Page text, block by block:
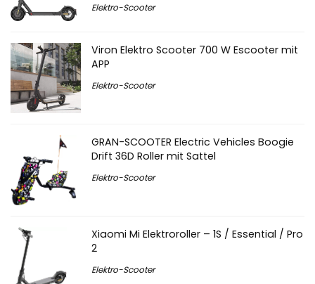
Elektro-Scooter
Viron Elektro Scooter 700 W Escooter mit
APP
Elektro-Scooter
GRAN-SCOOTER Electric Vehicles Boogie
Drift 36D Roller mit Sattel
Elektro-Scooter
Xiaomi Mi Elektroroller – 1S / Essential / Pro
2
Elektro-Scooter